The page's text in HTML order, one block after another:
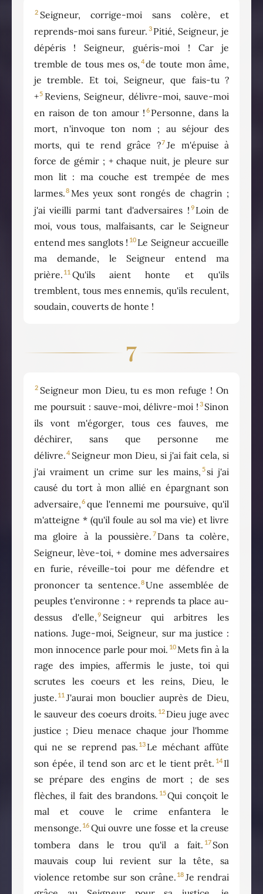
2 Seigneur, corrige-moi sans colère, et
reprends-moi sans fureur. 3 Pitié, Seigneur, je
dépéris ! Seigneur, guéris-moi ! Car je
tremble de tous mes os, 4de toute mon âme,
je tremble. Et toi, Seigneur, que fais-tu ?
+5 Reviens, Seigneur, délivre-moi, sauve-moi
en raison de ton amour ! 6 Personne, dans la
mort, n'invoque ton nom ; au séjour des
morts, qui te rend grâce ?7 Je m'épuise à
force de gémir ; + chaque nuit, je pleure sur
mon lit : ma couche est trempée de mes
larmes.8 Mes yeux sont rongés de chagrin ;
j'ai vieilli parmi tant d'adversaires ! 9 Loin de
moi, vous tous, malfaisants, car le Seigneur
entend mes sanglots ! 10 Le Seigneur accueille
ma demande, le Seigneur entend ma
prière. 11 Qu'ils aient honte et qu'ils
tremblent, tous mes ennemis, qu'ils reculent,
soudain, couverts de honte !
7
2 Seigneur mon Dieu, tu es mon refuge ! On
me poursuit : sauve-moi, délivre-moi ! 3 Sinon
ils vont m'égorger, tous ces fauves, me
déchirer, sans que personne me
délivre.4 Seigneur mon Dieu, si j'ai fait cela, si
j'ai vraiment un crime sur les mains, 5si j'ai
causé du tort à mon allié en épargnant son
adversaire,6 que l'ennemi me poursuive, qu'il
m'atteigne * (qu'il foule au sol ma vie) et livre
ma gloire à la poussière. 7 Dans ta colère,
Seigneur, lève-toi, + domine mes adversaires
en furie, réveille-toi pour me défendre et
prononcer ta sentence.8Une assemblée de
peuples t'environne : + reprends ta place au-
dessus d'elle,9 Seigneur qui arbitres les
nations. Juge-moi, Seigneur, sur ma justice :
mon innocence parle pour moi. 10Mets fin à la
rage des impies, affermis le juste, toi qui
scrutes les coeurs et les reins, Dieu, le
juste. 11 J'aurai mon bouclier auprès de Dieu,
le sauveur des coeurs droits. 12 Dieu juge avec
justice ; Dieu menace chaque jour l'homme
qui ne se reprend pas. 13 Le méchant affûte
son épée, il tend son arc et le tient prêt. 14 Il
se prépare des engins de mort ; de ses
flèches, il fait des brandons. 15Qui conçoit le
mal et couve le crime enfantera le
mensonge. 16 Qui ouvre une fosse et la creuse
tombera dans le trou qu'il a fait. 17 Son
mauvais coup lui revient sur la tête, sa
violence retombe sur son crâne. 18 Je rendrai